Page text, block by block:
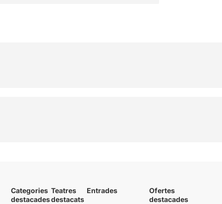
AQUÍ
Categories
destacades
Teatres
destacats
Entrades
Ofertes
destacades